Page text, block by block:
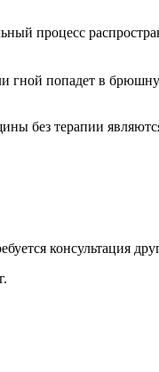
процесс
гной попадет в
без терапии
консультация